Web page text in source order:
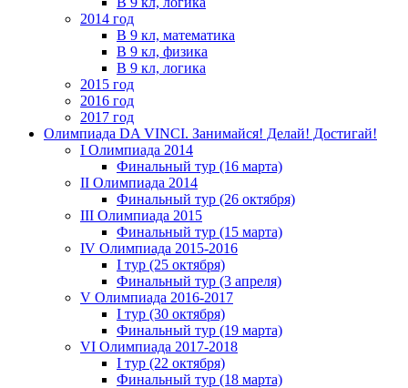
2014 год
В 9 кл, математика
В 9 кл, физика
В 9 кл, логика
2015 год
2016 год
2017 год
Олимпиада DA VINCI. Занимайся! Делай! Достигай!
I Олимпиада 2014
Финальный тур (16 марта)
II Олимпиада 2014
Финальный тур (26 октября)
III Олимпиада 2015
Финальный тур (15 марта)
IV Олимпиада 2015-2016
I тур (25 октября)
Финальный тур (3 апреля)
V Олимпиада 2016-2017
I тур (30 октября)
Финальный тур (19 марта)
VI Олимпиада 2017-2018
I тур (22 октября)
Финальный тур (18 марта)